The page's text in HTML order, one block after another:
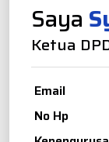
Saya
Ketua
Email
No Hp